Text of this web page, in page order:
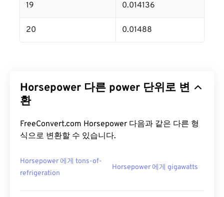
19 0.014136
20 0.01488
Horsepower 다른 power 단위로 변
환
FreeConvert.com Horsepower 다음과 같은 다른 형
식으로 변환할 수 있습니다.
Horsepower 에게 tons-of-
refrigeration
Horsepower 에게 gigawatts